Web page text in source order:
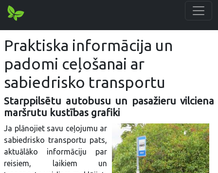
Praktiska informācija un
padomi ceļošanai ar
sabiedrisko transportu
Starppilsētu autobusu un pasažieru vilciena
maršrutu kustības grafiki
Ja plānojiet savu ceļojumu ar
sabiedrisko transportu pats,
aktuālāko informāciju par
reisiem, laikiem un